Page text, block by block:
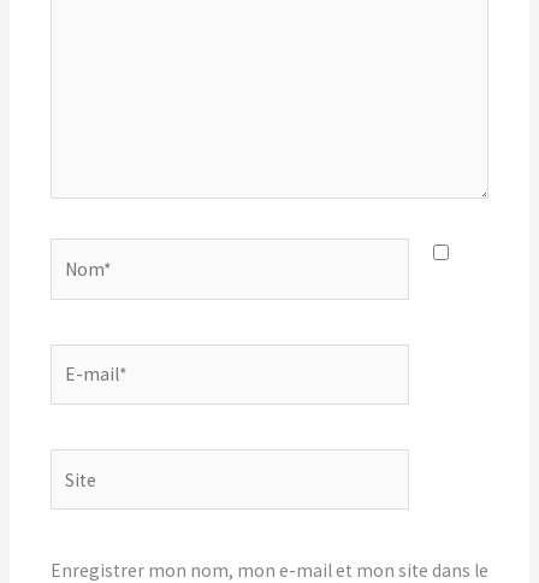
mail*
Enregistrer mon nom, mon e-mail et mon site dans le